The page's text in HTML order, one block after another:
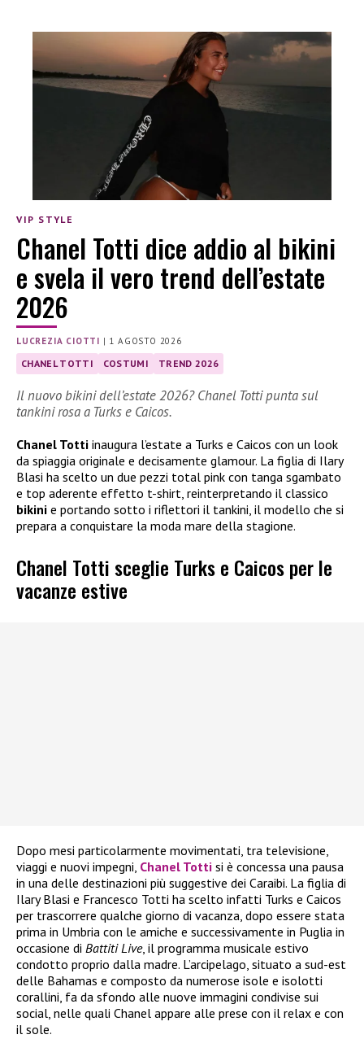
VIP STYLE
Chanel Totti dice addio al bikini
e svela il vero trend dell’estate
2026
LUCREZIA CIOTTI | 1 AGOSTO 2026
CHANEL TOTTI COSTUMI TREND 2026
Il nuovo bikini dell’estate 2026? Chanel Totti punta sul
tankini rosa a Turks e Caicos.
Chanel Totti inaugura l’estate a Turks e Caicos con un look
da spiaggia originale e decisamente glamour. La figlia di Ilary
Blasi ha scelto un due pezzi total pink con tanga sgambato
e top aderente effetto t-shirt, reinterpretando il classico
bikini e portando sotto i riflettori il tankini, il modello che si
prepara a conquistare la moda mare della stagione.
Chanel Totti sceglie Turks e Caicos per le
vacanze estive
Dopo mesi particolarmente movimentati, tra televisione,
viaggi e nuovi impegni, Chanel Totti si è concessa una pausa
in una delle destinazioni più suggestive dei Caraibi. La figlia di
Ilary Blasi e Francesco Totti ha scelto infatti Turks e Caicos
per trascorrere qualche giorno di vacanza, dopo essere stata
prima in Umbria con le amiche e successivamente in Puglia in
occasione di Battiti Live, il programma musicale estivo
condotto proprio dalla madre. L’arcipelago, situato a sud-est
delle Bahamas e composto da numerose isole e isolotti
corallini, fa da sfondo alle nuove immagini condivise sui
social, nelle quali Chanel appare alle prese con il relax e con
il sole.